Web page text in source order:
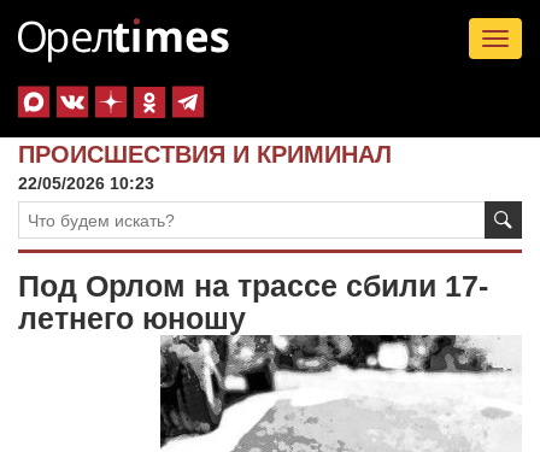
ПРОИСШЕСТВИЯ И КРИМИНАЛ
22/05/2026 10:23
Под Орлом на трассе сбили 17-
летнего юношу